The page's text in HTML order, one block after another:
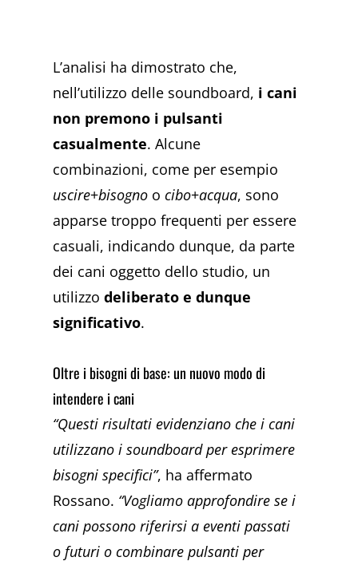
L’analisi ha dimostrato che,
nell’utilizzo delle soundboard, i cani
non premono i pulsanti
casualmente. Alcune
combinazioni, come per esempio
uscire+bisogno ocibo+acqua, sono
apparse troppo frequenti per essere
casuali, indicando dunque, da parte
dei cani oggetto dello studio, un
utilizzodeliberato e dunque
significativo.
Oltre i bisogni di base: un nuovo modo di
intendere i cani
“Questi risultati evidenziano che i cani
utilizzano i soundboard per esprimere
bisogni specifici”, ha affermato
Rossano. “Vogliamo approfondire se i
cani possono riferirsi a eventi passati
o futuri o combinare pulsanti per